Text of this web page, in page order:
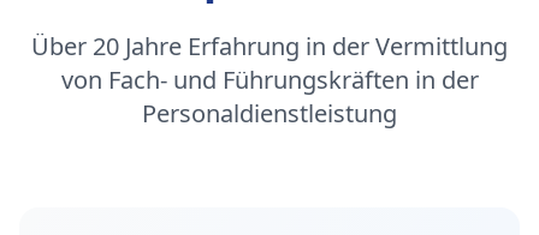
Über 20 Jahre Erfahrung in der Vermittlung
von Fach- und Führungskräften in der
Personaldienstleistung